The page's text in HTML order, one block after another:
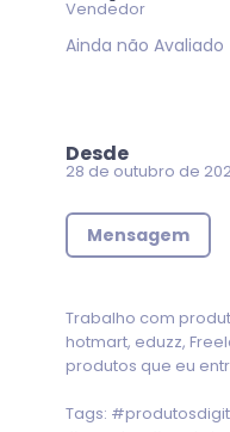
Vendedor
Ainda não Avaliado
Desde
28 de outubro de
Mensagem
Trabalho com
hotmart, eduzz,
produtos que eu
Tags: